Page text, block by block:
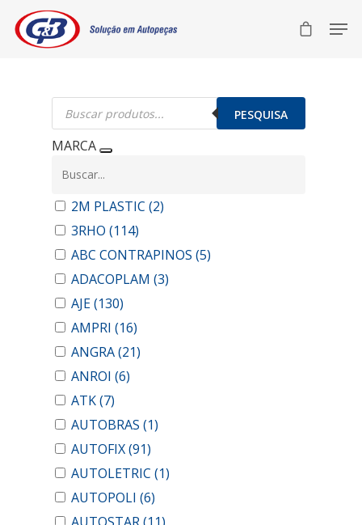
Pesquisar
produtos PESQUISA
MARCA
2M PLASTIC (2)
3RHO (114)
ABC CONTRAPINOS (5)
ADACOPLAM (3)
AJE(130)
AMPRI (16)
ANGRA(21)
ANROI (6)
ATK(7)
AUTOBRAS (1)
AUTOFIX(91)
AUTOLETRIC (1)
AUTOPOLI (6)